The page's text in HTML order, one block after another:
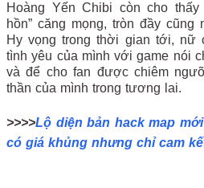
Hoàng Yến Chibi còn cho
hồn” căng mọng, tròn đầy
Hy vọng trong thời gian tới, nữ
tình yêu của mình với game nói
và để cho fan được chiêm
thần của mình trong tương lai.
>>>>Lộ diện bản hack map
có giá khủng nhưng chỉ cam